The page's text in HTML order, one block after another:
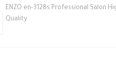
ENZO en-3128s Professional Salon
Quality